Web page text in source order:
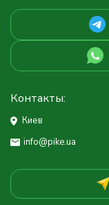
Контакты:
Киев
info@pike.ua